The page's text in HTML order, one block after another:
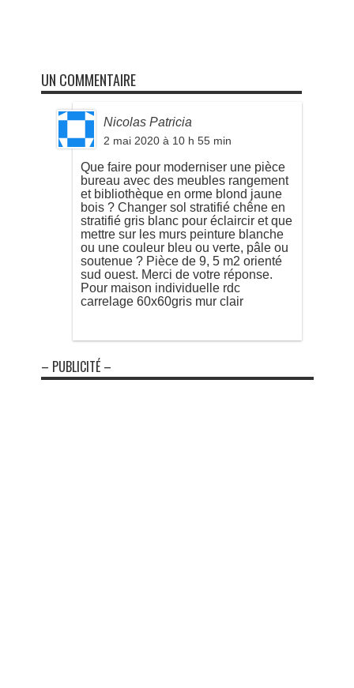
UN COMMENTAIRE
Nicolas Patricia
2 mai 2020 à 10 h 55 min
Que faire pour moderniser une pièce
bureau avec des meubles rangement
et bibliothèque en orme blond jaune
bois ? Changer sol stratifié chêne en
stratifié gris blanc pour éclaircir et que
mettre sur les murs peinture blanche
ou une couleur bleu ou verte, pâle ou
soutenue ? Pièce de 9, 5 m2 orienté
sud ouest. Merci de votre réponse.
Pour maison individuelle rdc
carrelage 60x60gris mur clair
– PUBLICITÉ –